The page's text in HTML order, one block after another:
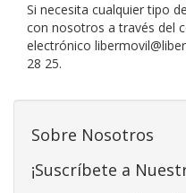
Si necesita cualquier tipo
con nosotros a través del
electrónico
28 25.
Sobre Nosotros
¡Suscríbete a